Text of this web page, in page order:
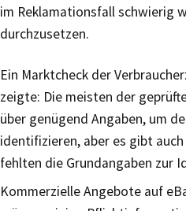
im Reklamationsfall schwierig
durchzusetzen.
Ein Marktcheck der
zeigte: Die meisten der
über genügend Angaben, um
identifizieren, aber es gibt
fehlten die Grundangaben zur
Kommerzielle Angebote auf